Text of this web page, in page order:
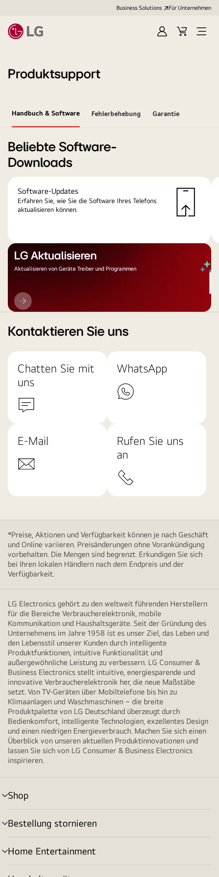
Business Solutions Für Unternehmen
Anmelden
Cart
Open
Produktsupport
Handbuch & Software Fehlerbehebung Garantie
Beliebte Software-
Downloads
Software-Updates
Erfahren Sie, wie Sie die Software Ihres Telefons
aktualisieren können.
LG Aktualisieren
Aktualisieren von Geräte Treiber und Programmen
LG
Aktualisieren
Kontaktieren Sie uns
Chatten Sie mit
uns
WhatsApp
E-Mail
Rufen Sie uns
an
*Preise, Aktionen und Verfügbarkeit können je nach Geschäft
und Online variieren. Preisänderungen ohne Vorankündigung
vorbehalten. Die Mengen sind begrenzt. Erkundigen Sie sich
bei Ihren lokalen Händlern nach dem Endpreis und der
Verfügbarkeit.
LG Electronics gehört zu den weltweit führenden Herstellern
für die Bereiche Verbraucherelektronik, mobile
Kommunikation und Haushaltsgeräte. Seit der Gründung des
Unternehmens im Jahre 1958 ist es unser Ziel, das Leben und
den Lebensstil unserer Kunden durch intelligente
Produktfunktionen, intuitive Funktionalität und
außergewöhnliche Leistung zu verbessern. LG Consumer &
Business Electronics stellt intuitive, energiesparende und
innovative Verbraucherelektronik her, die neue Maßstäbe
setzt. Von TV-Geräten über Mobiltelefone bis hin zu
Klimaanlagen und Waschmaschinen – die breite
Produktpalette von LG Deutschland überzeugt durch
Bedienkomfort, intelligente Technologien, exzellentes Design
und einen niedrigen Energieverbrauch. Machen Sie sich einen
Überblick von unseren aktuellen Produktinnovationen und
lassen Sie sich von LG Consumer & Business Electronics
inspirieren.
Shop
Menü
umschalten
Bestellung stornieren
Menü
umschalten
Home Entertainment
Menü
umschalten